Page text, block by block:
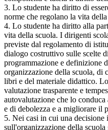
3. Lo studente ha diritto di
norme che regolano la vita
4. Lo studente ha diritto alla
vita della scuola. I dirigenti
previste dal regolamento di
dialogo costruttivo sulle scelte
programmazione e definizione
organizzazione della scuola, di
libri e del materiale didattico.
valutazione trasparente e
autovalutazione che lo
e di debolezza e a migliorare il
5. Nei casi in cui una
sull'organizzazione della